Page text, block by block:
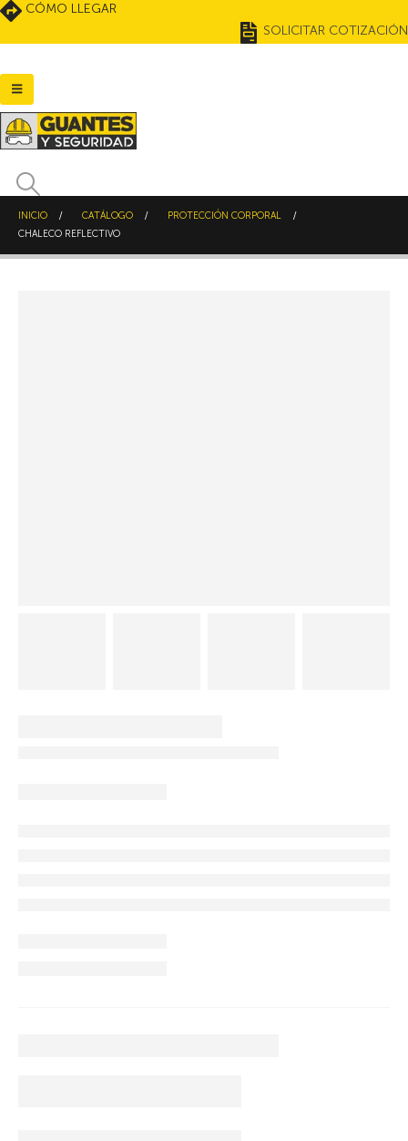
CÓMO LLEGAR
SOLICITAR COTIZACIÓN
INICIO CATÁLOGO
PROTECCIÓN CORPORAL
CHALECO REFLECTIVO